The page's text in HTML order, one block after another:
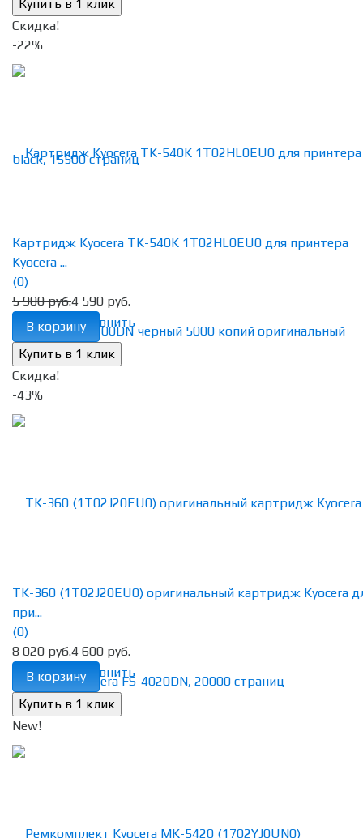
Скидка!
-22%
избранное сравнить
Картридж Kyocera TK-540K 1T02HL0EU0 для принтера
Kyocera ...
(0)
5 900 руб.4 590 руб.
В корзину
Скидка!
-43%
избранное сравнить
TK-360 (1T02J20EU0) оригинальный картридж Kyocera
при...
(0)
8 020 руб.4 600 руб.
В корзину
New!